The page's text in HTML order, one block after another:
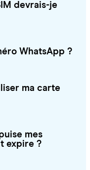
devrais-je
WhatsApp ?
ma carte
mes
expire ?